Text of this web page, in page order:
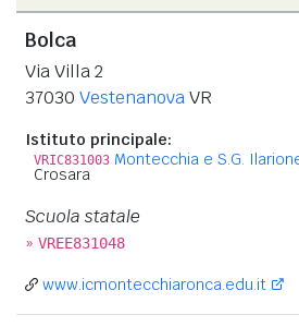
Bolca
Via Villa 2
37030 VestenanovaVR
Istituto principale:
VRIC831003 Montecchia e S.G.
Crosara
Scuola statale
» VREE831048
www.icmontecchiaronca.edu.it